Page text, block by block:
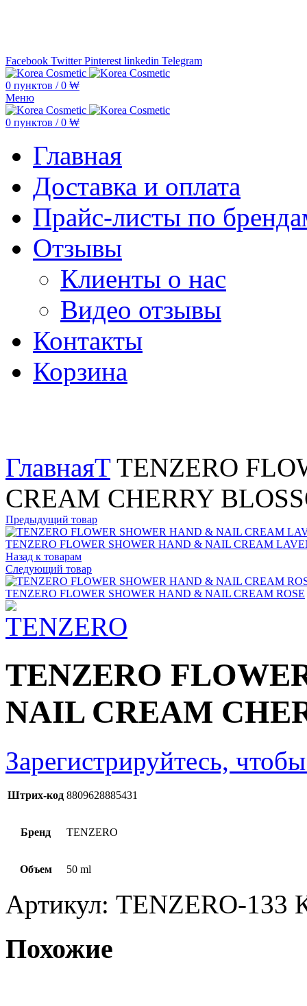
Facebook Twitter Pinterest linkedin Telegram
0 пунктов / 0 ₩
Меню
0 пунктов / 0 ₩
Главная
Доставка и оплата
Прайс-листы по
Отзывы
Клиенты о нас
Видео отзывы
Контакты
Корзина
ГлавнаяTTENZERO
CREAM CHERRY
Предыдущий товар
TENZERO FLOWER SHOWER HAND & NAIL CREAM
Назад к товарам
Следующий товар
TENZERO FLOWER SHOWER HAND & NAIL CREAM ROSE
TENZERO
NAIL CREAM
Зарегистрируйтесь,
Штрих-код 8809628885431
Бренд TENZERO
Объем 50 ml
Артикул: TENZERO-133
Похожие